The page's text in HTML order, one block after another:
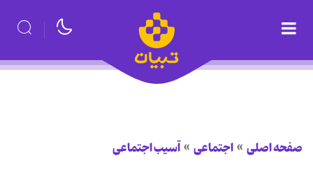
صفحه اصلی اجتماعی آسیب اجتماعی